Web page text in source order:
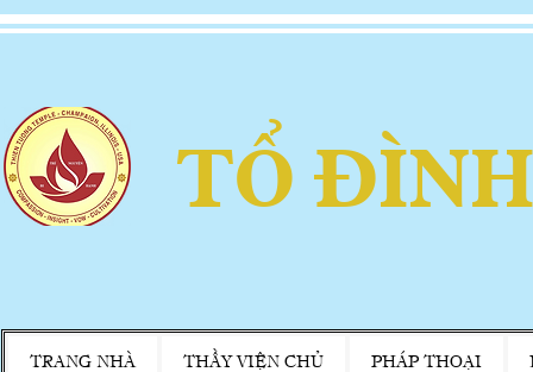
TỔ
TRANG NHÀ THẦY VIỆN CHỦ PHÁP THOẠI